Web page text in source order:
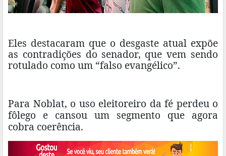
Eles destacaram que o desgaste atual expõe
as contradições do senador, que vem sendo
rotulado como um “falso evangélico”.
Para Noblat, o uso eleitoreiro da fé perdeu o
fôlego e cansou um segmento que agora
cobra coerência.